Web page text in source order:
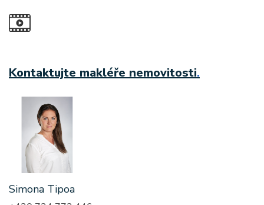
Kontaktujte makléře nemovitosti.
Simona Tipoa